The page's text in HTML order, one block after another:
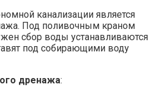
канализации является
Под поливочным краном
сбор воды устанавливаются
под собирающими воду
дренажа: